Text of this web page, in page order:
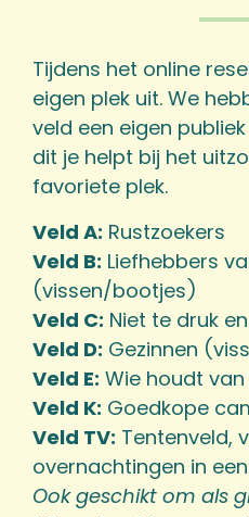
Tijdens het online
eigen plek uit. We
veld een eigen
dit je helpt bij het
favoriete plek.
Veld A: Rustzoekers
Veld B: Liefhebbers
(vissen/bootjes)
Veld C: Niet te druk
Veld D: Gezinnen
Veld E: Wie houdt
Veld K: Goedkope
Veld TV: Tentenveld,
overnachtingen in
Ook geschikt om als